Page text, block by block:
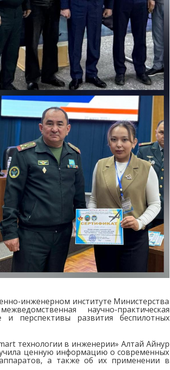
инженерном институте Министерства
научно-практическая
перспективы развития беспилотных
технологии в инженерии» Алтай Айнур
ценную информацию о современных
а также об их применении в